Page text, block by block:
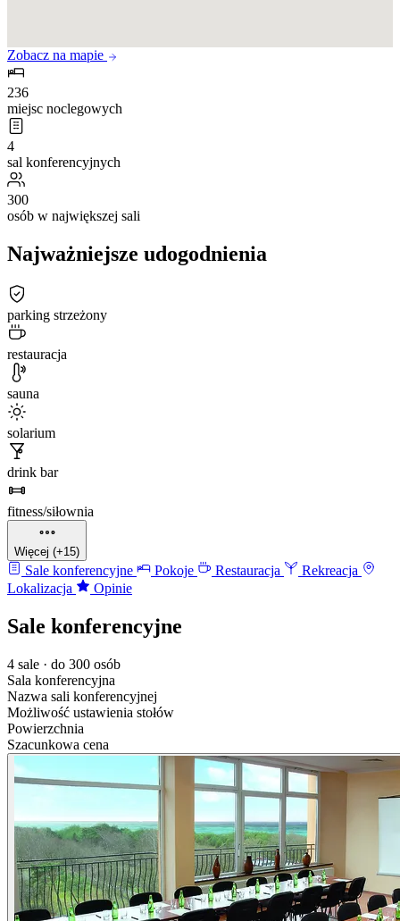
Zobacz na mapie
236
miejsc noclegowych
4
sal konferencyjnych
300
osób w największej sali
Najważniejsze udogodnienia
parking strzeżony
restauracja
sauna
solarium
drink bar
fitness/siłownia
Więcej (+15)
Sale konferencyjne Pokoje Restauracja
Rekreacja
Lokalizacja
Opinie
Sale konferencyjne
4 sale · do 300 osób
Sala konferencyjna
Nazwa sali konferencyjnej
Możliwość ustawienia stołów
Powierzchnia
Szacunkowa cena